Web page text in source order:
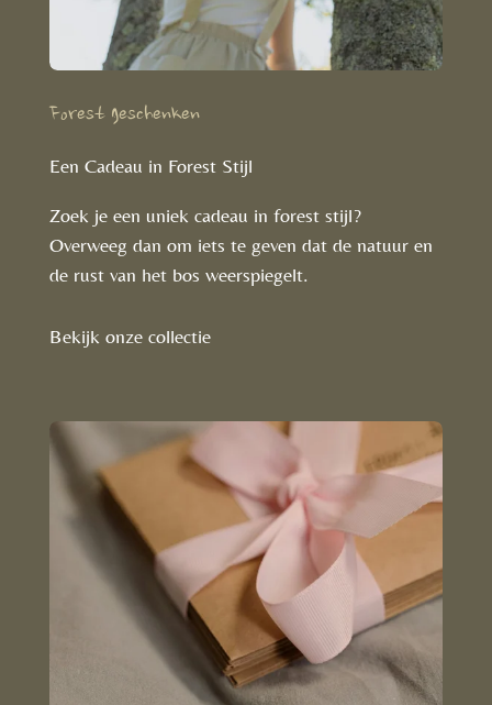
Forest geschenken
Een Cadeau in Forest Stijl
Zoek je een uniek cadeau in forest stijl?
Overweeg dan om iets te geven dat de natuur en
de rust van het bos weerspiegelt.
Bekijk onze collectie